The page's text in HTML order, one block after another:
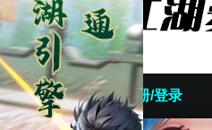
首页 发帖/注册/登录